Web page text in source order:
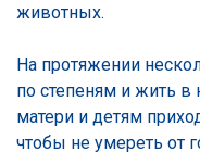
животных.
На протяжении
по степеням и жить в
матери и детям
чтобы не умереть от